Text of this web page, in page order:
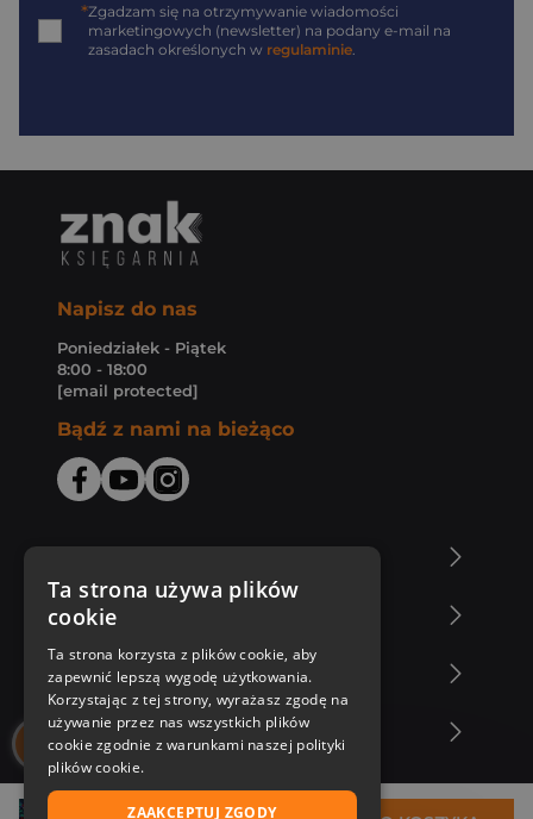
*Zgadzam się na otrzymywanie wiadomości
marketingowych (newsletter) na podany e-mail na
zasadach określonych w regulaminie.
Napisz do nas
Poniedziałek - Piątek
8:00 - 18:00
[email protected]
Bądź z nami na bieżąco
Zakupy u nas
Nasza oferta
Nasi autorzy
Ta strona używa plików
cookie
Ta strona korzysta z plików cookie, aby
zapewnić lepszą wygodę użytkowania.
Korzystając z tej strony, wyrażasz zgodę na
używanie przez nas wszystkich plików
cookie zgodnie z warunkami naszej polityki
plików cookie.
ZAAKCEPTUJ ZGODY